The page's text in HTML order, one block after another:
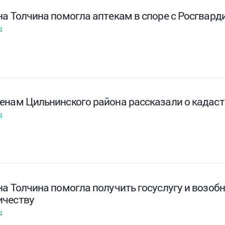
Толчина помогла аптекам в споре с
Цильнинского района рассказали о
Толчина помогла получить госуслугу и